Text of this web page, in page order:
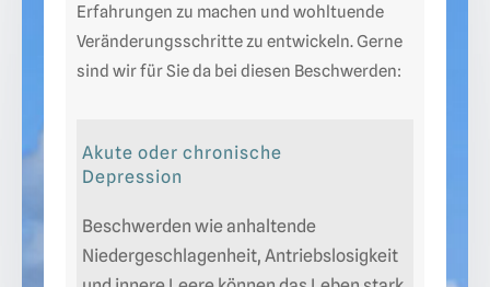
Erfahrungen zu machen und wohltuende
Veränderungsschritte zu entwickeln. Gerne
sind wir für Sie da bei diesen Beschwerden:
Akute oder chronische
Depression
Beschwerden wie anhaltende
Niedergeschlagenheit, Antriebslosigkeit